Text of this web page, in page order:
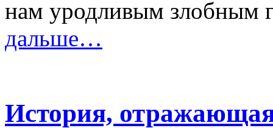
нам уродливым злобным
дальше…
История,